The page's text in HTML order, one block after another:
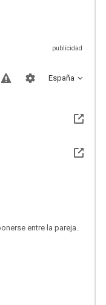
España
entre la pareja.